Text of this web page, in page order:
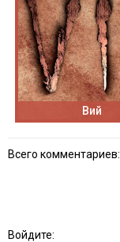
Вий
Всего комментариев:
Войдите: